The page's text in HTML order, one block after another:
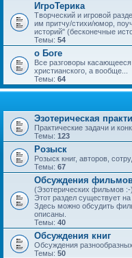
ИгроТерика
Творческий и игровой
им притчу/стихи/юмор,
историй" (бесконечные
Темы: 54
о Боге
Все разговоры
христианского, а вообще...
Темы: 64
Эзотерическая
Практические задачи и
Темы: 123
Розыск
Розыск книг, авторов,
Темы: 67
Обсуждения
(Эзотерических фильмов :-)
Этот раздел существует
Здесь можно обсудить
описаны.
Темы: 40
Обсуждения книг
Обсуждения разнообразных
Темы: 50